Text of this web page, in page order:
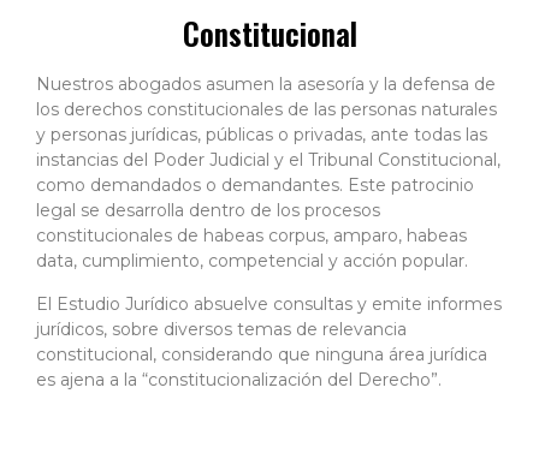
Constitucional
Nuestros abogados asumen la asesoría y la defensa de
los derechos constitucionales de las personas naturales
y personas jurídicas, públicas o privadas, ante todas las
instancias del Poder Judicial y el Tribunal Constitucional,
como demandados o demandantes. Este patrocinio
legal se desarrolla dentro de los procesos
constitucionales de habeas corpus, amparo, habeas
data, cumplimiento, competencial y acción popular.
El Estudio Jurídico absuelve consultas y emite informes
jurídicos, sobre diversos temas de relevancia
constitucional, considerando que ninguna área jurídica
es ajena a la “constitucionalización del Derecho”.